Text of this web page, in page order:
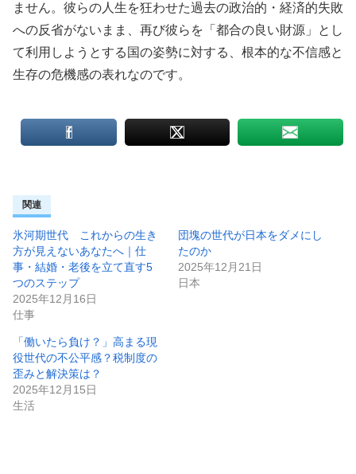
ません。彼らの人生を狂わせた過去の政治的・経済的失敗
への反省がないまま、再び彼らを「都合の良い財源」とし
て利用しようとする国の姿勢に対する、根本的な不信感と
生存の危機感の表れなのです。
関連
氷河期世代 これからの生き
方が見えないあなたへ｜仕
事・結婚・老後を立て直す5
つのステップ
2025年12月16日
仕事
団塊の世代が日本をダメにし
たのか
2025年12月21日
日本
「働いたら負け？」高まる現
役世代の不公平感？税制度の
歪みと解決策は？
2025年12月15日
生活